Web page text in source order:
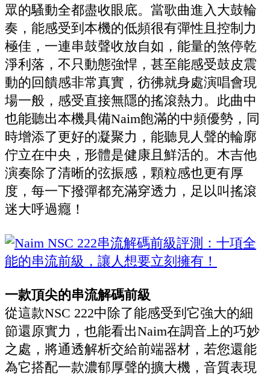
眾的騷動全都盡收眼底。當歌曲進入大鼓輪
奏，能感受到本機的低頻很有彈性且控制力
極佳，一連串鼓聲收放自如，能量的煞停乾
淨利落，不只動態強悍，甚至能感受鼓皮震
動的回饋感非常真實，彷彿就身處演唱會現
場一般，感受直接無隱的搖滾熱力。此曲中
也能聽出本機具備Naim飽滿的中頻優勢，同
時增添了更好的凝聚力，能聽見人聲的輪廓
佇立在中央，形體是健康且鮮活的。木吉他
演奏除了清晰的弦振感，顆粒感也更有厚
度，每一下撥彈都充滿穿透力，足以叫搖滾
迷大呼過癮！
一款頂尖的串流解碼前級
從這款NSC 222中除了能感受到它強大的細
節還原實力，也能看出Naim在調音上的巧妙
之處，將通透解析交給前端器材，若您還能
為它搭配一款濃郁厚聲的擴大機，音質表現